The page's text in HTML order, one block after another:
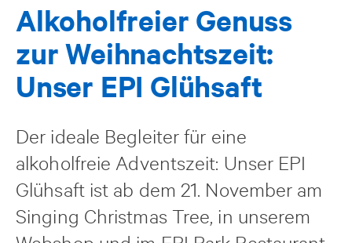
Alkoholfreier Genuss
zur Weihnachtszeit:
Unser EPI Glühsaft
Der ideale Begleiter für eine
alkoholfreie Adventszeit: Unser EPI
Glühsaft ist ab dem 21. November am
Singing Christmas Tree, in unserem